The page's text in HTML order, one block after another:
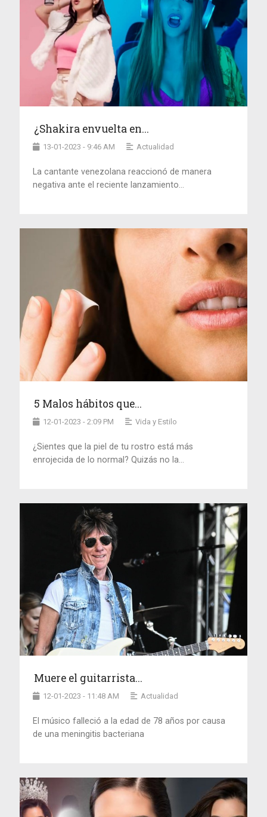
¿Shakira envuelta en...
13-01-2023 - 9:46 AM Actualidad
La cantante venezolana reaccionó de manera
negativa ante el reciente lanzamiento...
5 Malos hábitos que...
12-01-2023 - 2:09 PM Vida y Estilo
¿Sientes que la piel de tu rostro está más
enrojecida de lo normal? Quizás no la...
Muere el guitarrista...
12-01-2023 - 11:48 AM Actualidad
El músico falleció a la edad de 78 años por causa
de una meningitis bacteriana